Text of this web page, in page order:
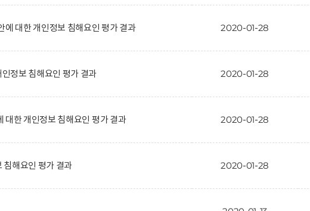
에 대한 개인정보 침해요인 평가 결과 2020-01-28
정보 침해요인 평가 결과 2020-01-28
대한 개인정보 침해요인 평가 결과 2020-01-28
침해요인 평가 결과 2020-01-28